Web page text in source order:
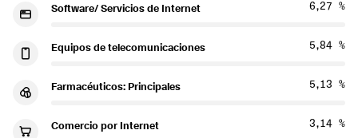
Software/ Servicios de Internet 6,27 %
Equipos de telecomunicaciones 5,84 %
Farmacéuticos: Principales 5,13 %
Comercio por Internet 3,14 %